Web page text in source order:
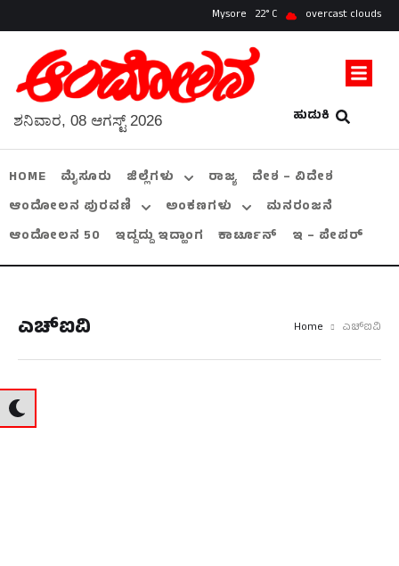
Mysore 22 overcast clouds
ಹುಡುಕಿ
ಶನಿವಾರ, 08 ಆಗಸ್ಟ್ 2026
HOME ಮೈಸೂರು ಜಿಲ್ಲೆಗಳು ರಾಜ್ಯ
ದೇಶ – ವಿದೇಶ
ಆಂದೋಲನ ಪುರವಣಿ
ಅಂಕಣಗಳು
ಮನರಂಜನೆ
ಆಂದೋಲನ 50
ಇದ್ದದ್ದು ಇದ್ಹಾಂಗ ಕಾರ್ಟೂನ್ ಇ – ಪೇಪರ್
ಎಚ್‌ಐವಿ Home ಎಚ್‌ಐವಿ